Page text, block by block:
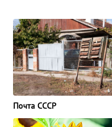
Почта СССР